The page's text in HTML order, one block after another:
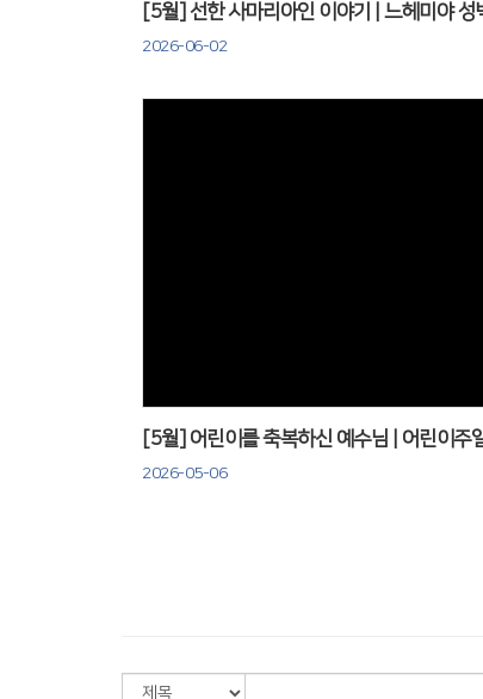
2026-06-02
[5월] 어린이를 축복하신 예수님 | 어린이주
2026-05-06